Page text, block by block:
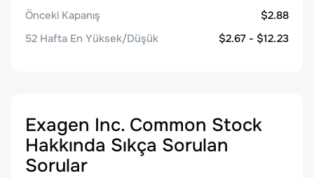
Önceki Kapanış
$2.88
52 Hafta En Yüksek/Düşük
$2.67 - $12.23
Exagen Inc. Common Stock
Hakkında Sıkça Sorulan
Sorular